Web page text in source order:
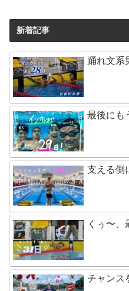
新着記事
踊れ文系
最後にも
支える側
くぅ〜、
チャンス